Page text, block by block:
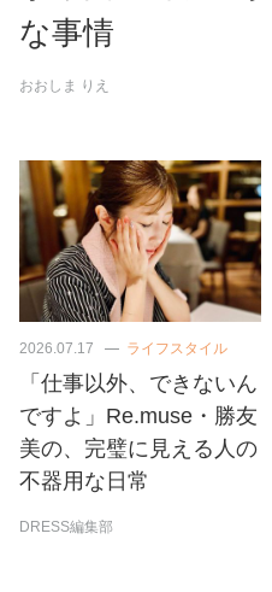
な事情
おおしま りえ
2026.07.17 ライフスタイル
「仕事以外、できないん
ですよ」Re.muse・勝友
美の、完璧に見える人の
不器用な日常
DRESS編集部